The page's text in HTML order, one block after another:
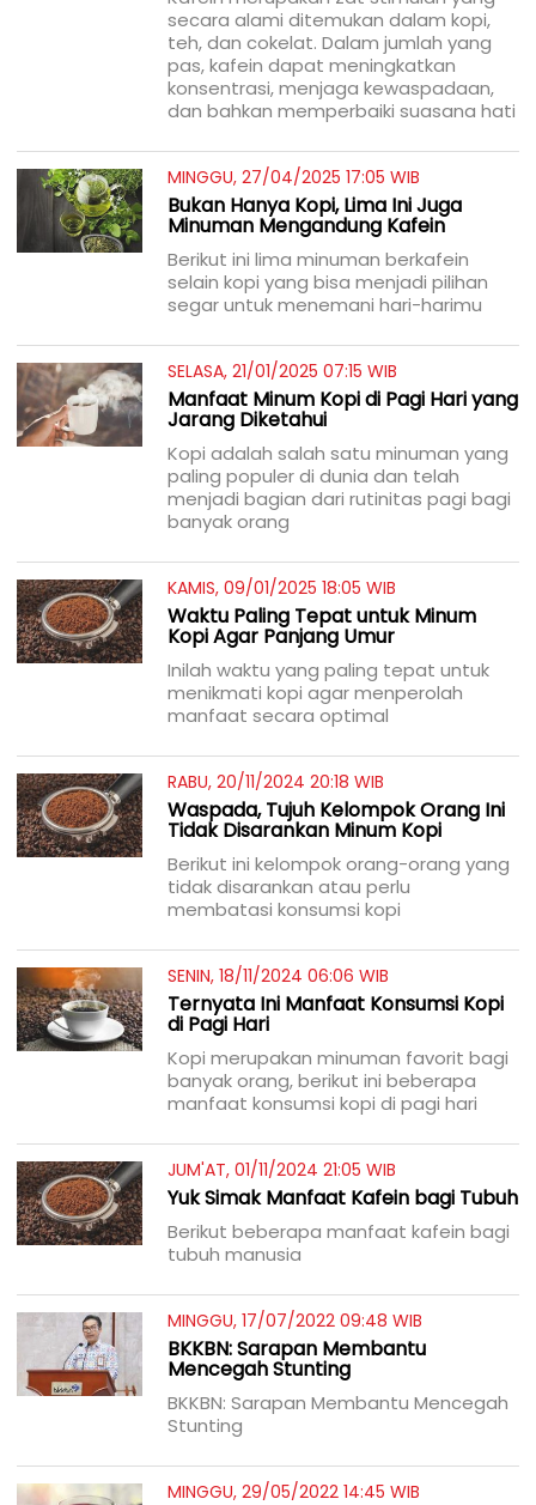
secara alami ditemukan dalam kopi,
teh, dan cokelat. Dalam jumlah yang
pas, kafein dapat meningkatkan
konsentrasi, menjaga kewaspadaan,
dan bahkan memperbaiki suasana hati
MINGGU, 27/04/2025 17:05 WIB
Bukan Hanya Kopi, Lima Ini Juga
Minuman Mengandung Kafein
Berikut ini lima minuman berkafein
selain kopi yang bisa menjadi pilihan
segar untuk menemani hari-harimu
SELASA, 21/01/2025 07:15 WIB
Manfaat Minum Kopi di Pagi Hari yang
Jarang Diketahui
Kopi adalah salah satu minuman yang
paling populer di dunia dan telah
menjadi bagian dari rutinitas pagi bagi
banyak orang
KAMIS, 09/01/2025 18:05 WIB
Waktu Paling Tepat untuk Minum
Kopi Agar Panjang Umur
Inilah waktu yang paling tepat untuk
menikmati kopi agar menperolah
manfaat secara optimal
RABU, 20/11/2024 20:18 WIB
Waspada, Tujuh Kelompok Orang Ini
Tidak Disarankan Minum Kopi
Berikut ini kelompok orang-orang yang
tidak disarankan atau perlu
membatasi konsumsi kopi
SENIN, 18/11/2024 06:06 WIB
Ternyata Ini Manfaat Konsumsi Kopi
di Pagi Hari
Kopi merupakan minuman favorit bagi
banyak orang, berikut ini beberapa
manfaat konsumsi kopi di pagi hari
JUM'AT, 01/11/2024 21:05 WIB
Yuk Simak Manfaat Kafein bagi Tubuh
Berikut beberapa manfaat kafein bagi
tubuh manusia
MINGGU, 17/07/2022 09:48 WIB
BKKBN: Sarapan Membantu
Mencegah Stunting
BKKBN: Sarapan Membantu Mencegah
Stunting
MINGGU, 29/05/2022 14:45 WIB